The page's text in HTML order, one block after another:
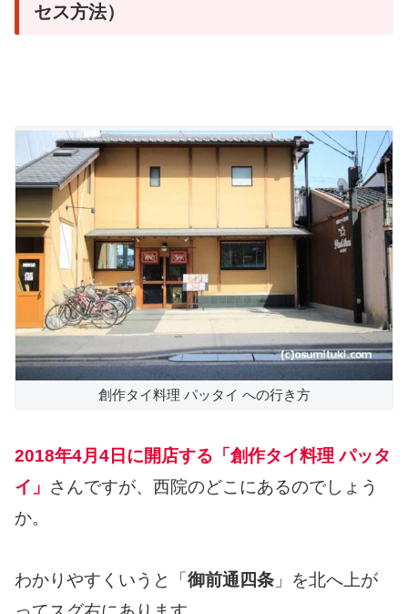
セス方法）
創作タイ料理 パッタイ への行き方
2018年4月4日に開店する「創作タイ料理 パッタ
イ」 さんですが、西院のどこにあるのでしょう
か。
わかりやすくいうと「 御前通四条 」を北へ上が